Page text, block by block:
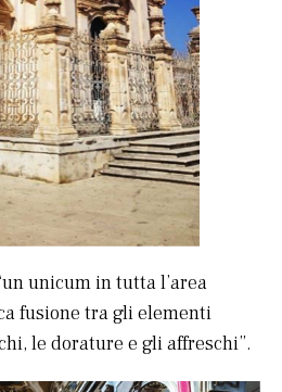
unicum in tutta l’area
fusione tra gli elementi
le dorature e gli affreschi”.